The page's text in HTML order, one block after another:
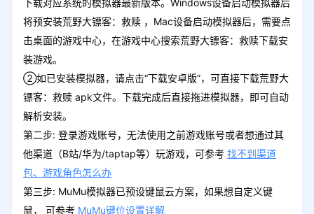
将预安装荒野大镖客：救赎 ，Mac设备启动模拟器后，需要点
击桌面的游戏中心，在游戏中心搜索荒野大镖客：救赎下载安
装游戏。
②如已安装模拟器，请点击“下载安卓版”，可直接下载荒野大
镖客：救赎 apk文件。下载完成后直接拖进模拟器，即可自动
解析安装。
第二步: 登录游戏账号，无法使用之前游戏账号或者想通过其
他渠道（B站/华为/taptap等）玩游戏，可参考 找不到渠道
包、游戏角色怎么办
第三步: MuMu模拟器已预设键鼠云方案，如果想自定义键
鼠， 可参考 MuMu键位设置详解